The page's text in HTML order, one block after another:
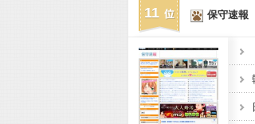
11 保守速報